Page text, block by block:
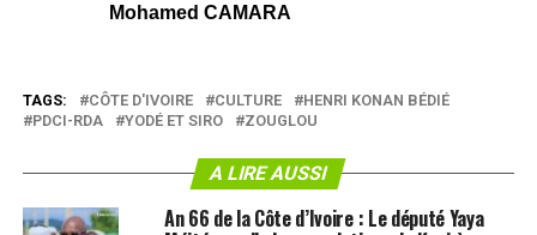
Mohamed CAMARA
TAGS: CÔTE D'IVOIRE CULTURE
HENRI KONAN BÉDIÉ
PDCI-RDA
YODÉ ET SIRO ZOUGLOU
A LIRE AUSSI
An 66 de la Côte d’Ivoire : Le député Yaya